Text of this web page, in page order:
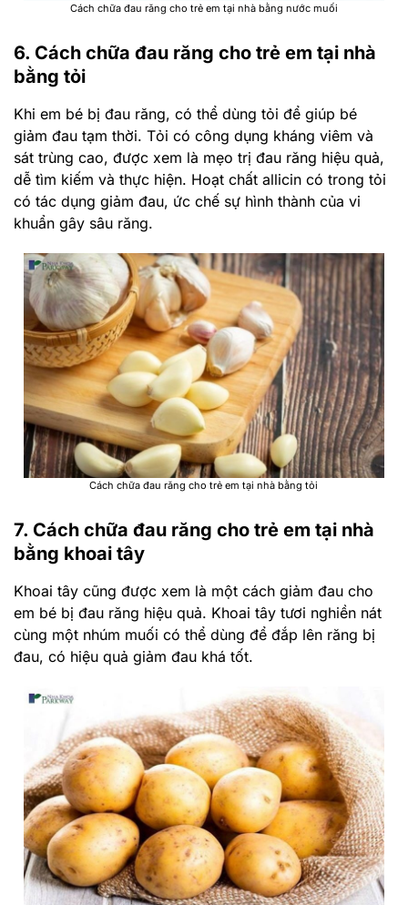
Cách chữa đau răng cho trẻ em tại nhà bằng nước muối
6. Cách chữa đau răng cho trẻ em tại nhà
bằng tỏi
Khi em bé bị đau răng, có thể dùng tỏi để giúp bé
giảm đau tạm thời. Tỏi có công dụng kháng viêm và
sát trùng cao, được xem là mẹo trị đau răng hiệu quả,
dễ tìm kiếm và thực hiện. Hoạt chất allicin có trong tỏi
có tác dụng giảm đau, ức chế sự hình thành của vi
khuẩn gây sâu răng.
Cách chữa đau răng cho trẻ em tại nhà bằng tỏi
7. Cách chữa đau răng cho trẻ em tại nhà
bằng khoai tây
Khoai tây cũng được xem là một cách giảm đau cho
em bé bị đau răng hiệu quả. Khoai tây tươi nghiền nát
cùng một nhúm muối có thể dùng để đắp lên răng bị
đau, có hiệu quả giảm đau khá tốt.